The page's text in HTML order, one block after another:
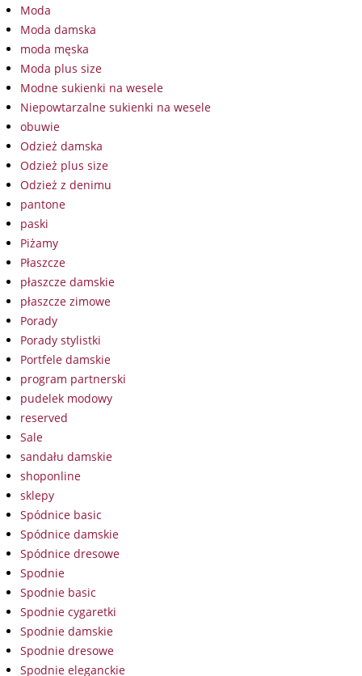
Moda
Moda damska
moda męska
Moda plus size
Modne sukienki na wesele
Niepowtarzalne sukienki na wesele
obuwie
Odzież damska
Odzież plus size
Odzież z denimu
pantone
paski
Piżamy
Płaszcze
płaszcze damskie
płaszcze zimowe
Porady
Porady stylistki
Portfele damskie
program partnerski
pudelek modowy
reserved
Sale
sandału damskie
shoponline
sklepy
Spódnice basic
Spódnice damskie
Spódnice dresowe
Spodnie
Spodnie basic
Spodnie cygaretki
Spodnie damskie
Spodnie dresowe
Spodnie eleganckie